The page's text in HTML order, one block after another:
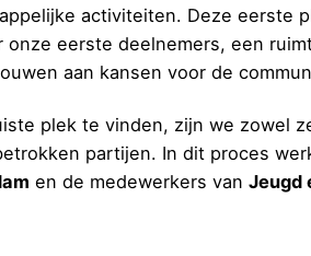
activiteiten. Deze eerste
onze eerste deelnemers, een
aan kansen voor de
plek te vinden, zijn we zowel
partijen. In dit proces
en de medewerkers vanJeugd